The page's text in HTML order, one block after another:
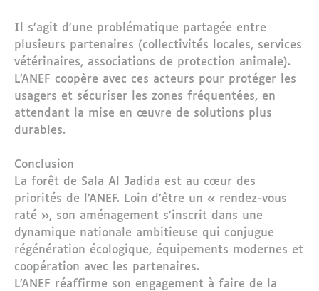
Il s’agit d’une problématique partagée entre
plusieurs partenaires (collectivités locales, services
vétérinaires, associations de protection animale).
L’ANEF coopère avec ces acteurs pour protéger les
usagers et sécuriser les zones fréquentées, en
attendant la mise en œuvre de solutions plus
durables.
Conclusion
La forêt de Sala Al Jadida est au cœur des
priorités de l’ANEF. Loin d’être un « rendez-vous
raté », son aménagement s’inscrit dans une
dynamique nationale ambitieuse qui conjugue
régénération écologique, équipements modernes et
coopération avec les partenaires.
L’ANEF réaffirme son engagement à faire de la